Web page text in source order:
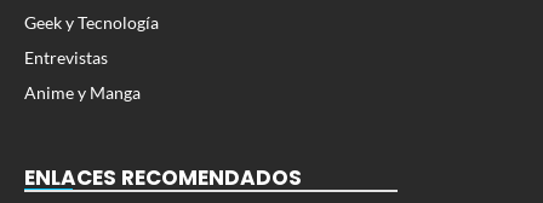
Geek y Tecnología
Entrevistas
Anime y Manga
ENLACES RECOMENDADOS